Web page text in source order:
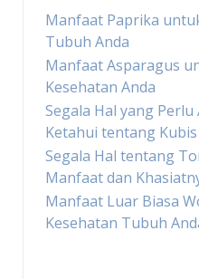
Manfaat Paprika
Tubuh Anda
Manfaat Asparagus
Kesehatan Anda
Segala Hal yang Perlu
Ketahui tentang Kubis
Segala Hal tentang
Manfaat dan
Manfaat Luar Biasa
Kesehatan Tubuh